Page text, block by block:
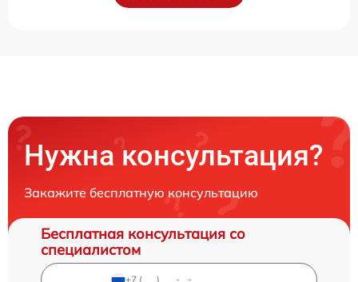
Нужна консультация?
Закажите бесплатную консультацию
Бесплатная консультация со
специалистом